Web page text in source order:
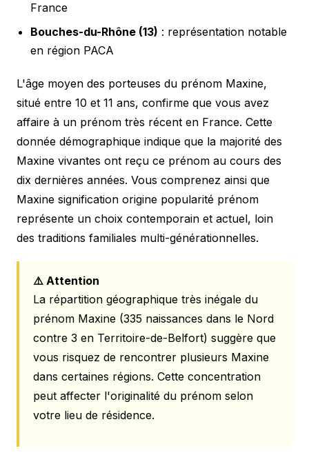
France
Bouches-du-Rhône (13) : représentation notable
en région PACA
L'âge moyen des porteuses du prénom Maxine,
situé entre 10 et 11 ans, confirme que vous avez
affaire à un prénom très récent en France. Cette
donnée démographique indique que la majorité des
Maxine vivantes ont reçu ce prénom au cours des
dix dernières années. Vous comprenez ainsi que
Maxine signification origine popularité prénom
représente un choix contemporain et actuel, loin
des traditions familiales multi-générationnelles.
⚠️ Attention
La répartition géographique très inégale du
prénom Maxine (335 naissances dans le Nord
contre 3 en Territoire-de-Belfort) suggère que
vous risquez de rencontrer plusieurs Maxine
dans certaines régions. Cette concentration
peut affecter l'originalité du prénom selon
votre lieu de résidence.